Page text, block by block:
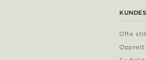
Ofte